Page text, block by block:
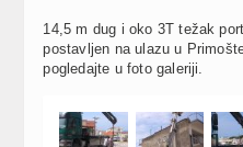
14,5 m dug i oko 3T težak
postavljen na ulazu u
pogledajte u foto galeriji.